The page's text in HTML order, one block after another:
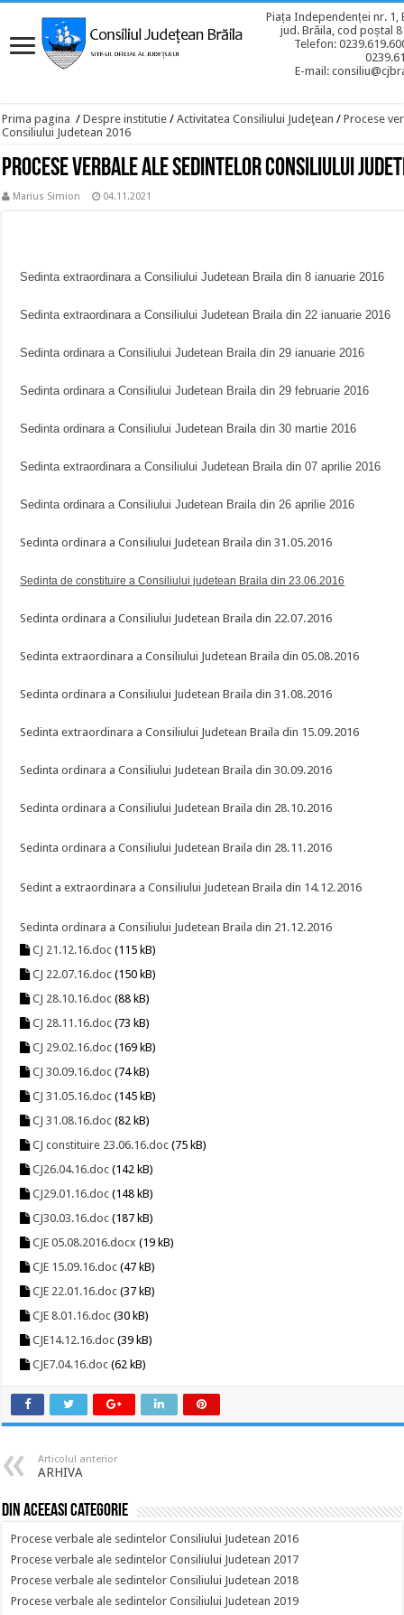
Piața Independenței nr. 1,
jud. Brăila, cod poștal
Telefon:
E-mail:
Prima pagina / Despre institutie / Activitatea Consiliului Judeţean / Procese
Consiliului Judetean 2016
Procese verbale ale sedintelor Consiliului
Marius Simion 04.11.2021
Sedinta extraordinara a Consiliului Judetean Braila din8 ianuarie 2016
Sedinta extraordinara a Consiliului Judetean Braila din22 ianuarie 2016
Sedinta ordinara a Consiliului Judetean Braila din29 ianuarie 2016
Sedinta ordinara a Consiliului Judetean Braila din29 februarie 2016
Sedinta ordinara a Consiliului Judetean Braila din30 martie 2016
Sedinta extraordinara a Consiliului Judetean Braila din07 aprilie 2016
Sedinta ordinara a Consiliului Judetean Braila din26 aprilie 2016
Sedinta ordinara a Consiliului Judetean Braila din 31.05.2016
Sedinta de constituire a Consiliului judetean Braila din 23.06.2016
Sedinta ordinara a Consiliului Judetean Braila din 22.07.2016
Sedinta extraordinara a Consiliului Judetean Braila din 05.08.2016
Sedinta ordinara a Consiliului Judetean Braila din 31.08.2016
Sedinta extraordinara a Consiliului Judetean Braila din 15.09.2016
Sedinta ordinara a Consiliului Judetean Braila din 30.09.2016
Sedinta ordinara a Consiliului Judetean Braila din 28.10.2016
Sedinta ordinara a Consiliului Judetean Braila din 28.11.2016
Sedint a extraordinara a Consiliului Judetean Braila din 14.12.2016
Sedinta ordinara a Consiliului Judetean Braila din 21.12.2016
CJ 21.12.16.doc (115 kB)
CJ 22.07.16.doc (150 kB)
CJ 28.10.16.doc (88 kB)
CJ 28.11.16.doc (73 kB)
CJ 29.02.16.doc (169 kB)
CJ 30.09.16.doc (74 kB)
CJ 31.05.16.doc (145 kB)
CJ 31.08.16.doc (82 kB)
CJ constituire 23.06.16.doc (75 kB)
CJ26.04.16.doc (142 kB)
CJ29.01.16.doc (148 kB)
CJ30.03.16.doc (187 kB)
CJE 05.08.2016.docx (19 kB)
CJE 15.09.16.doc (47 kB)
CJE 22.01.16.doc (37 kB)
CJE 8.01.16.doc (30 kB)
CJE14.12.16.doc (39 kB)
CJE7.04.16.doc (62 kB)
Articolul anterior
ARHIVA
Din aceeasi categorie
Procese verbale ale sedintelor Consiliului Judetean 2016
Procese verbale ale sedintelor Consiliului Judetean 2017
Procese verbale ale sedintelor Consiliului Judetean 2018
Procese verbale ale sedintelor Consiliului Judetean 2019